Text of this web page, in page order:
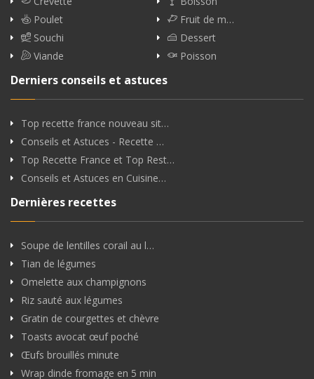
Poulet
Fruit de m…
Souchi
Dessert
Viande
Poisson
Derniers conseils et astuces
Top recette france nouveau sit…
Conseils et Astuces - Recette …
Top Recette France et Top Rest…
Conseils et Astuces en Cuisine…
Dernières recettes
Soupe de lentilles corail au l…
Tian de légumes
Omelette aux champignons
Riz sauté aux légumes
Gratin de courgettes et chèvre
Toasts avocat œuf poché
Œufs brouillés minute
Wrap dinde fromage en 5 min